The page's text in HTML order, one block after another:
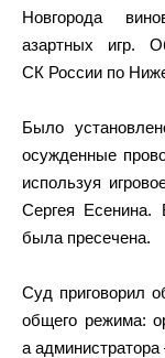
Новгорода
азартных игр.
СК России по
Было
осужденные
используя
Сергея Есенина.
была пресечена.
Суд приговорил
общего режима:
а